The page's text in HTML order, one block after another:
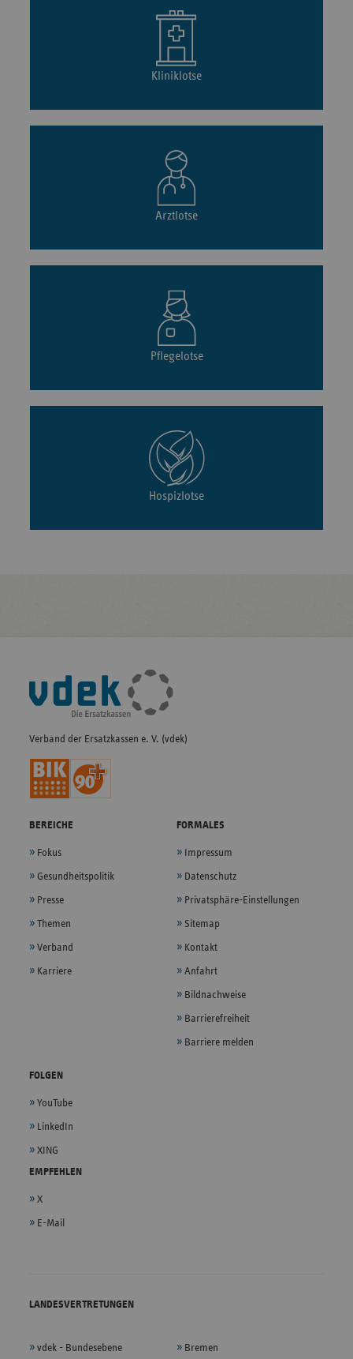
Kliniklotse
Arztlotse
Pflegelotse
Hospizlotse
Fußleisten-
Navigation
Verband der Ersatzkassen e. V. (vdek)
BEREICHE
Fokus
Gesundheitspolitik
Presse
Themen
Verband
Karriere
FORMALES
Impressum
Datenschutz
Privatsphäre-Einstellungen
Sitemap
Kontakt
Anfahrt
Bildnachweise
Barrierefreiheit
Barriere melden
FOLGEN
YouTube
LinkedIn
XING
EMPFEHLEN
X
E-Mail
LANDESVERTRETUNGEN
vdek - Bundesebene Bremen